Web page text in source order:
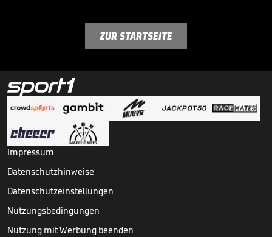
ZUR STARTSEITE
Impressum
Datenschutzhinweise
Datenschutzeinstellungen
Nutzungsbedingungen
Nutzung mit Werbung beenden